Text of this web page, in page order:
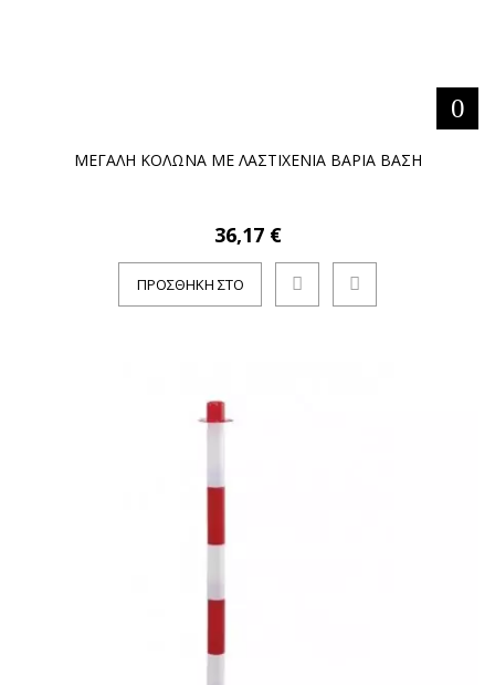
ΜΕΓΑΛΗ ΚΟΛΩΝΑ ΜΕ ΛΑΣΤΙΧΕΝΙΑ ΒΑΡΙΑ ΒΑΣΗ
36,17 €
ΠΡΟΣΘΉΚΗ ΣΤΟ